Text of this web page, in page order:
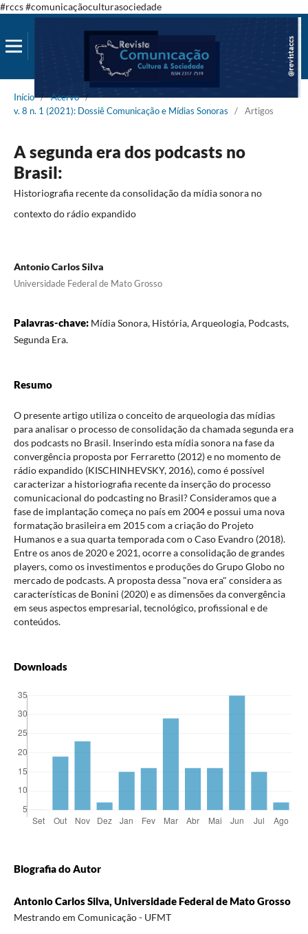
#rccs #comunicaçãoculturasociedade
Início / Acervo /
v. 8 n. 1 (2021): Dossiê Comunicação e Mídias Sonoras
/ Artigos
A segunda era dos podcasts no
Brasil:
Historiografia recente da consolidação da mídia sonora no
contexto do rádio expandido
Antonio Carlos Silva
Universidade Federal de Mato Grosso
Palavras-chave: Mídia Sonora, História, Arqueologia, Podcasts,
Segunda Era.
Resumo
O presente artigo utiliza o conceito de arqueologia das mídias
para analisar o processo de consolidação da chamada segunda era
dos podcasts no Brasil. Inserindo esta mídia sonora na fase da
convergência proposta por Ferraretto (2012) e no momento de
rádio expandido (KISCHINHEVSKY, 2016), como é possível
caracterizar a historiografia recente da inserção do processo
comunicacional do podcasting no Brasil? Consideramos que a
fase de implantação começa no país em 2004 e possui uma nova
formatação brasileira em 2015 com a criação do Projeto
Humanos e a sua quarta temporada com o Caso Evandro (2018).
Entre os anos de 2020 e 2021, ocorre a consolidação de grandes
players, como os investimentos e produções do Grupo Globo no
mercado de podcasts. A proposta dessa "nova era" considera as
características de Bonini (2020) e as dimensões da convergência
em seus aspectos empresarial, tecnológico, profissional e de
conteúdos.
Downloads
Biografia do Autor
Antonio Carlos Silva, Universidade Federal de Mato Grosso
Mestrando em Comunicação - UFMT